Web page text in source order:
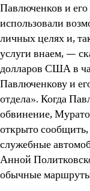
Павлюченков и
использовали
личных целях и,
услуги внаем, —
долларов США в
Павлюченкову и
отдела». Когда
обвинение,
открыто
служебные
Анной
обычные